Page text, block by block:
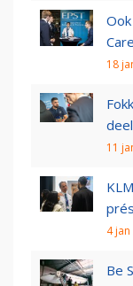
18
11
4
Be